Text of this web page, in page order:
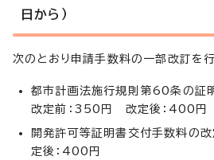
日から）
次のとおり申請手数料の一部改訂を行
都市計画法施行規則第60条の証
改定前：350円 改定後：400円
開発許可等証明書交付手数料
定後：400円